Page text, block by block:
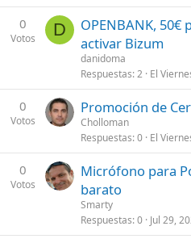
0
Votos D
OPENBANK,
activar Bizum
danidoma
Respuestas 2 El
0
Votos
Promoción de
Cholloman
Respuestas 0 El
0
Votos
Micrófono para
barato
Smarty
Respuestas 0 Jul 29,